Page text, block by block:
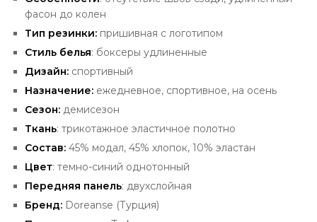
фасон до колен
Тип резинки: пришивная с логотипом
Стиль белья: боксеры удлиненные
Дизайн: спортивный
Назначение: ежедневное, спортивное, на осень
Сезон: демисезон
Ткань: трикотажное эластичное полотно
Состав: 45% модал, 45% хлопок, 10% эластан
Цвет: темно-синий однотонный
Передняя панель: двухслойная
Бренд: Doreanse (Турция)